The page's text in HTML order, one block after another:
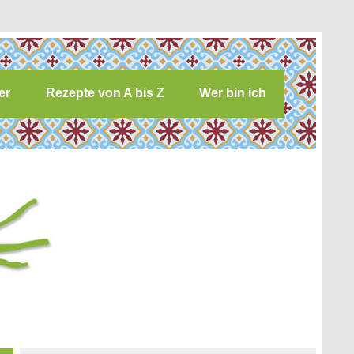
Rezepte von A bis Z Wer bin ich